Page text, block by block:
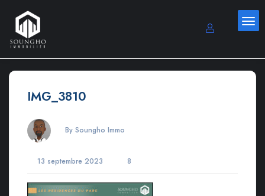
IMG_3810
By Soungho Immo
13 septembre 2023 8